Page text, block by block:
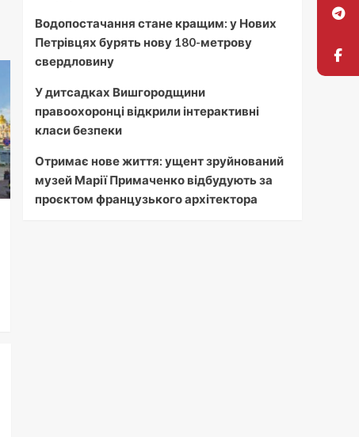
Водопостачання стане кращим: у Нових
Петрівцях бурять нову 180-метрову
свердловину
У дитсадках Вишгородщини
правоохоронці відкрили інтерактивні
класи безпеки
Отримає нове життя: ущент зруйнований
музей Марії Примаченко відбудують за
проєктом французького архітектора